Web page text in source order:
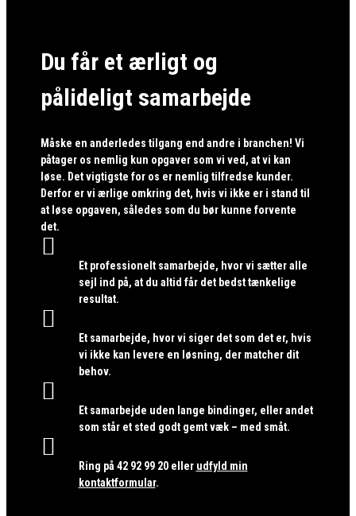
Du får et ærligt og
pålideligt samarbejde
Måske en anderledes tilgang end andre i branchen! Vi
påtager os nemlig kun opgaver som vi ved, at vi kan
løse. Det vigtigste for os er nemlig tilfredse kunder.
Derfor er vi ærlige omkring det, hvis vi ikke er i stand til
at løse opgaven, således som du bør kunne forvente
det.

Et professionelt samarbejde, hvor vi sætter alle
sejl ind på, at du altid får det bedst tænkelige
resultat.

Et samarbejde, hvor vi siger det som det er, hvis
vi ikke kan levere en løsning, der matcher dit
behov.

Et samarbejde uden lange bindinger, eller andet
som står et sted godt gemt væk – med småt.

Ring på 42 92 99 20eller udfyld min
kontaktformular.